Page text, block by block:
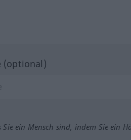
(optional)
ein Mensch sind, indem Sie ein